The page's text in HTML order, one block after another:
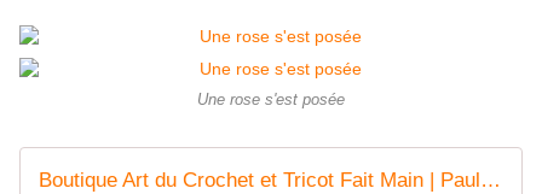
Une rose s'est posée
Boutique Art du Crochet et Tricot Fait Main | Paule Rigaud